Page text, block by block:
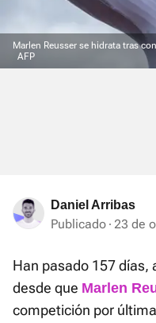
Marlen Reusser se hidrata tras
AFP
Daniel Arribas
Publicado 23 de
Han pasado 157 días,
desde que Marlen
competición por